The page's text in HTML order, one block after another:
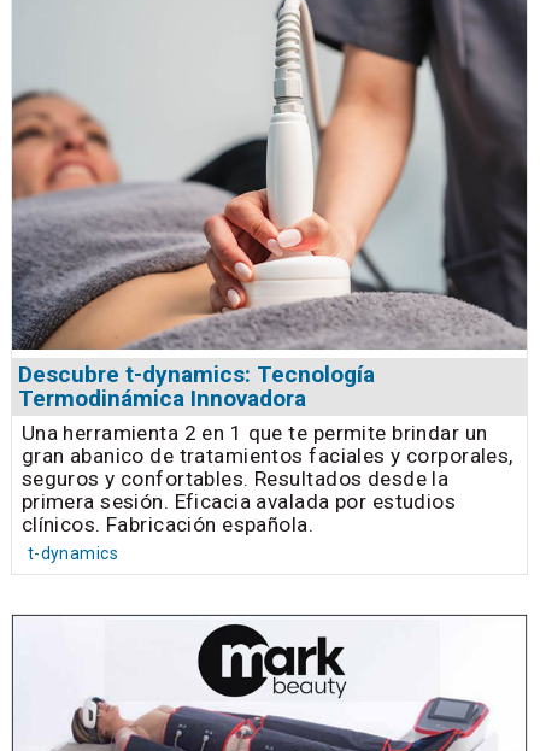
Descubre t-dynamics: Tecnología
Termodinámica Innovadora
Una herramienta 2 en 1 que te permite brindar un
gran abanico de tratamientos faciales y corporales,
seguros y confortables. Resultados desde la
primera sesión. Eficacia avalada por estudios
clínicos. Fabricación española.
t-dynamics